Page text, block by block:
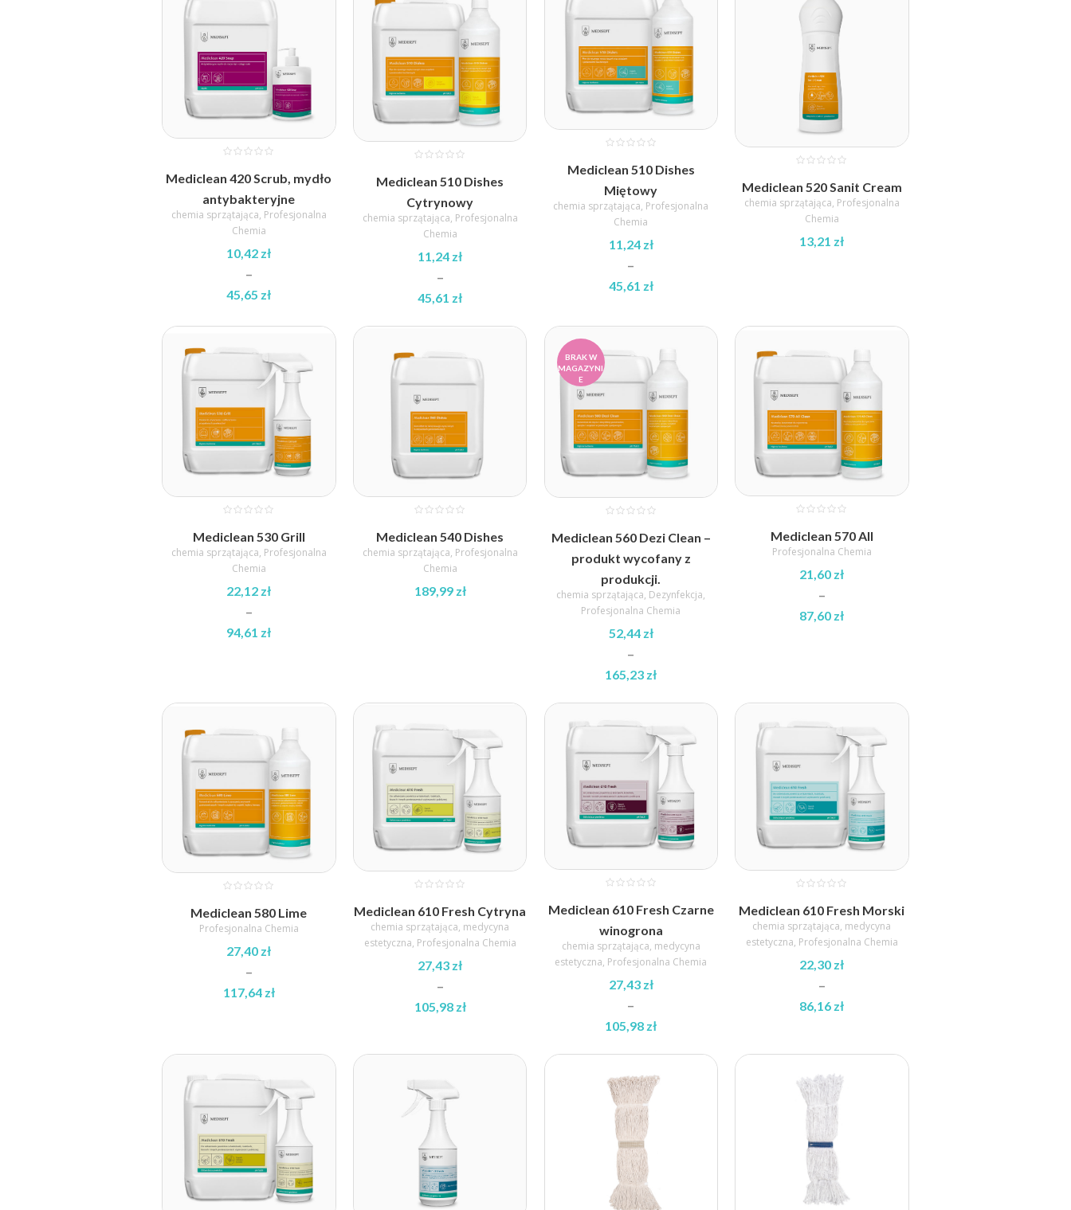
71,04 zł
175,12 zł
Mediclean 420 Scrub, mydło
antybakteryjne
chemia sprzątająca, Profesjonalna
Chemia
10,42 zł
–
45,65 zł
cen:
10,42 zł
45,65 zł
Mediclean 510 Dishes
Cytrynowy
chemia sprzątająca, Profesjonalna
Chemia
11,24 zł
–
45,61 zł
cen:
11,24 zł
Mediclean 510 Dishes
Miętowy
chemia sprzątająca, Profesjonalna
Chemia
11,24 zł
–
45,61 zł
cen:
11,24 zł
45,61 zł
Mediclean 520 Sanit Cream
chemia sprzątająca, Profesjonalna
Chemia
13,21 zł
Mediclean 530 Grill
chemia sprzątająca, Profesjonalna
Chemia
22,12 zł
–
94,61 zł
22,12 zł
94,61 zł
Mediclean 540 Dishes
chemia sprzątająca, Profesjonalna
Chemia
189,99 zł
BRAK W
MAGAZYNI
E
Mediclean 560 Dezi Clean –
produkt wycofany z
produkcji.
chemia sprzątająca, Dezynfekcja,
Profesjonalna Chemia
52,44 zł
–
165,23 zł
cen:
52,44 zł
165,23 zł
Mediclean 570 All
Profesjonalna Chemia
21,60 zł
–
87,60 zł
do
87,60 zł
Mediclean 580 Lime
Profesjonalna Chemia
27,40 zł
–
117,64 zł
od
27,40 zł
117,64 zł
Mediclean 610 Fresh Cytryna
chemia sprzątająca, medycyna
estetyczna, Profesjonalna Chemia
27,43 zł
–
105,98 zł
od
Mediclean 610 Fresh Czarne
winogrona
chemia sprzątająca, medycyna
estetyczna, Profesjonalna Chemia
27,43 zł
–
105,98 zł
cen:
Mediclean 610 Fresh Morski
chemia sprzątająca, medycyna
estetyczna, Profesjonalna Chemia
22,30 zł
–
86,16 zł
od